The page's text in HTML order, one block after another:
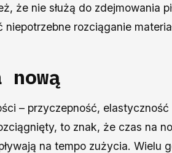
że nie służą do zdejmowania
rozciąganie
– przyczepność,
to znak, że czas na
na tempo zużycia. Wielu